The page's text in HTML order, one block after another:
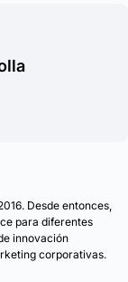
Desde entonces,
para diferentes
innovación
corporativas.